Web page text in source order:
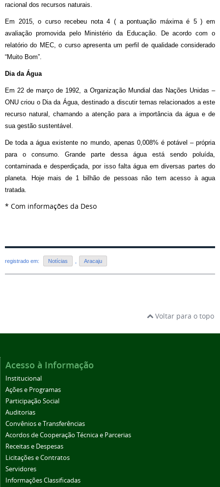
racional dos recursos naturais.
Em 2015, o curso recebeu nota 4 ( a pontuação máxima é 5 ) em
avaliação promovida pelo Ministério da Educação. De acordo com o
relatório do MEC, o curso apresenta um perfil de qualidade considerado
“Muito Bom”.
Dia da Água
Em 22 de março de 1992, a Organização Mundial das Nações Unidas –
ONU criou o Dia da Água, destinado a discutir temas relacionados a este
recurso natural, chamando a atenção para a importância da água e de
sua gestão sustentável.
De toda a água existente no mundo, apenas 0,008% é potável – própria
para o consumo. Grande parte dessa água está sendo poluída,
contaminada e desperdiçada, por isso falta água em diversas partes do
planeta. Hoje mais de 1 bilhão de pessoas não tem acesso à agua
tratada.
* Com informações da Deso
registrado em: Notícias Aracaju
Voltar para o topo
Acesso à Informação
Institucional
Ações e Programas
Participação Social
Auditorias
Convênios e Transferências
Acordos de Cooperação Técnica e Parcerias
Receitas e Despesas
Licitações e Contratos
Servidores
Informações Classificadas